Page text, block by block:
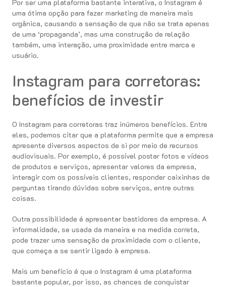
Por ser uma plataforma bastante interativa, o Instagram é
uma ótima opção para fazer marketing de maneira mais
orgânica, causando a sensação de que não se trata apenas
de uma ‘propaganda’, mas uma construção de relação
também, uma interação, uma proximidade entre marca e
usuário.
Instagram para corretoras:
benefícios de investir
O Instagram para corretoras traz inúmeros benefícios. Entre
eles, podemos citar que a plataforma permite que a empresa
apresente diversos aspectos de si por meio de recursos
audiovisuais. Por exemplo, é possível postar fotos e vídeos
de produtos e serviços, apresentar valores da empresa,
interagir com os possíveis clientes, responder caixinhas de
perguntas tirando dúvidas sobre serviços, entre outras
coisas.
Outra possibilidade é apresentar bastidores da empresa. A
informalidade, se usada da maneira e na medida correta,
pode trazer uma sensação de proximidade com o cliente,
que começa a se sentir ligado à empresa.
Mais um benefício é que o Instagram é uma plataforma
bastante popular, por isso, as chances de conquistar